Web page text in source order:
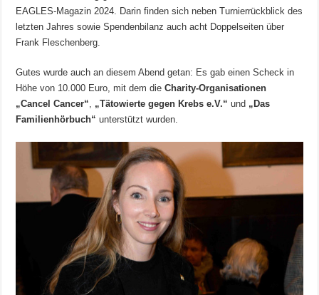
EAGLES-Magazin 2024. Darin finden sich neben Turnierrückblick des
letzten Jahres sowie Spendenbilanz auch acht Doppelseiten über
Frank Fleschenberg.
Gutes wurde auch an diesem Abend getan: Es gab einen Scheck in
Höhe von 10.000 Euro, mit dem dieCharity-Organisationen
„Cancel Cancer“, „Tätowierte gegen Krebs e.V.“ und „Das
Familienhörbuch“ unterstützt wurden.